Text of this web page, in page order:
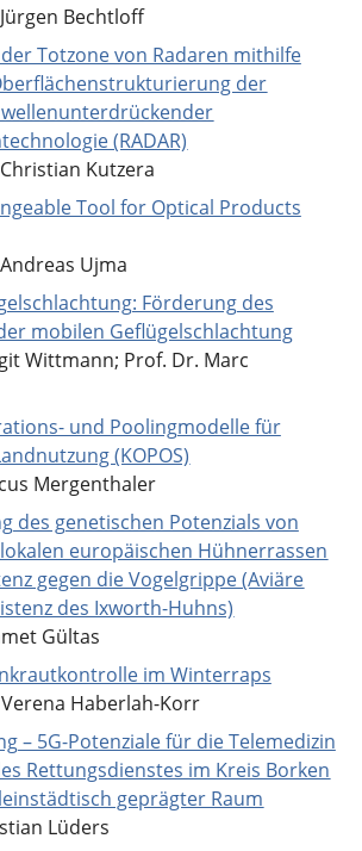
Bechtloff
Totzone von Radaren mithilfe
der
(RADAR)
Kutzera
Tool for Optical Products
Ujma
Förderung des
mobilen Geflügelschlachtung
Wittmann; Prof. Dr. Marc
und Poolingmodelle für
(KOPOS)
Mergenthaler
des genetischen Potenzials von
europäischen Hühnerrassen
gegen die Vogelgrippe (Aviäre
des Ixworth-Huhns)
Gültas
im Winterraps
Haberlah-Korr
– 5G-Potenziale für die Telemedizin
Rettungsdienstes im Kreis Borken
geprägter Raum
Lüders